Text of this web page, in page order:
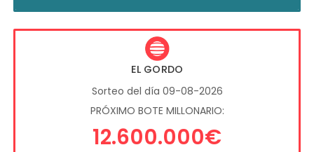
EL GORDO
Sorteo del día 09-08-2026
PRÓXIMO BOTE MILLONARIO:
12.600.000€